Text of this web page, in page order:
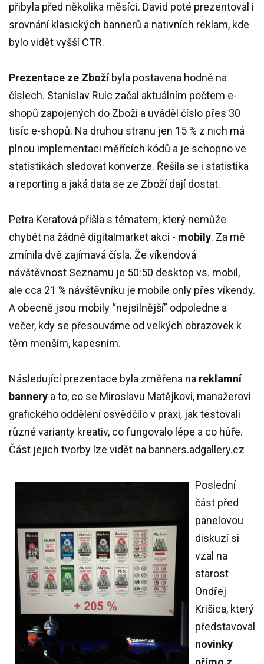
přibyla před několika měsíci. David poté prezentoval i
srovnání klasických bannerů a nativních reklam, kde
bylo vidět vyšší CTR.
Prezentace ze Zbožíbyla postavena hodně na
číslech. Stanislav Rulc začal aktuálním počtem e-
shopů zapojených do Zboží a uváděl číslo přes 30
tisíc e-shopů. Na druhou stranu jen 15 % z nich má
plnou implementaci měřících kódů a je schopno ve
statistikách sledovat konverze. Řešila se i statistika
a reporting a jaká data se ze Zboží dají dostat.
Petra Keratová přišla s tématem, který nemůže
chybět na žádné digitalmarket akci - mobily. Za mě
zmínila dvě zajímavá čísla. Že víkendová
návštěvnost Seznamu je 50:50 desktop vs. mobil,
ale cca 21 % návštěvníku je mobile only přes víkendy.
A obecně jsou mobily “nejsilnější” odpoledne a
večer, kdy se přesouváme od velkých obrazovek k
těm menším, kapesním.
Následující prezentace byla změřena na reklamní
bannery a to, co se Miroslavu Matějkovi, manažerovi
grafického oddělení osvědčilo v praxi, jak testovali
různé varianty kreativ, co fungovalo lépe a co hůře.
Část jejich tvorby lze vidět na banners.adgallery.cz
Poslední
část před
panelovou
diskuzí si
vzal na
starost
Ondřej
Krišica, který
představoval
novinky